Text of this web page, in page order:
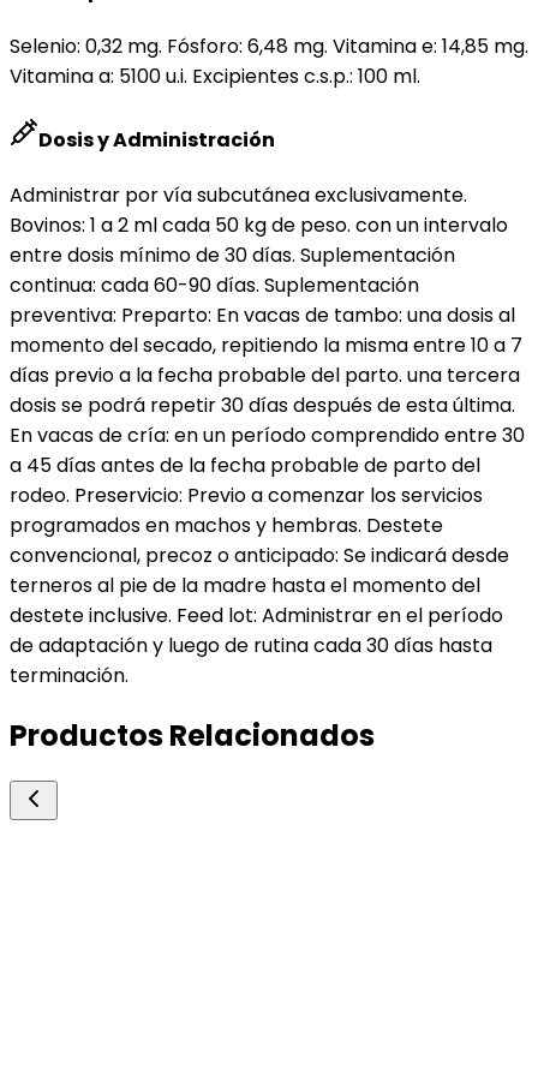
Selenio: 0,32 mg. Fósforo: 6,48 mg. Vitamina e: 14,85 mg.
Vitamina a: 5100 u.i. Excipientes c.s.p.: 100 ml.
Dosis y Administración
Administrar por vía subcutánea exclusivamente.
Bovinos: 1 a 2 ml cada 50 kg de peso. con un intervalo
entre dosis mínimo de 30 días. Suplementación
continua: cada 60-90 días. Suplementación
preventiva: Preparto: En vacas de tambo: una dosis al
momento del secado, repitiendo la misma entre 10 a 7
días previo a la fecha probable del parto. una tercera
dosis se podrá repetir 30 días después de esta última.
En vacas de cría: en un período comprendido entre 30
a 45 días antes de la fecha probable de parto del
rodeo. Preservicio: Previo a comenzar los servicios
programados en machos y hembras. Destete
convencional, precoz o anticipado: Se indicará desde
terneros al pie de la madre hasta el momento del
destete inclusive. Feed lot: Administrar en el período
de adaptación y luego de rutina cada 30 días hasta
terminación.
Productos Relacionados